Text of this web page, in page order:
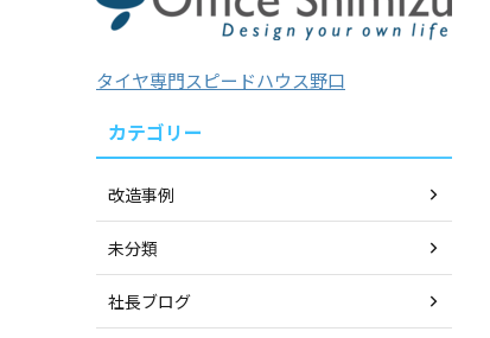
タイヤ専門スピードハウス野口
カテゴリー
改造事例
未分類
社長ブログ